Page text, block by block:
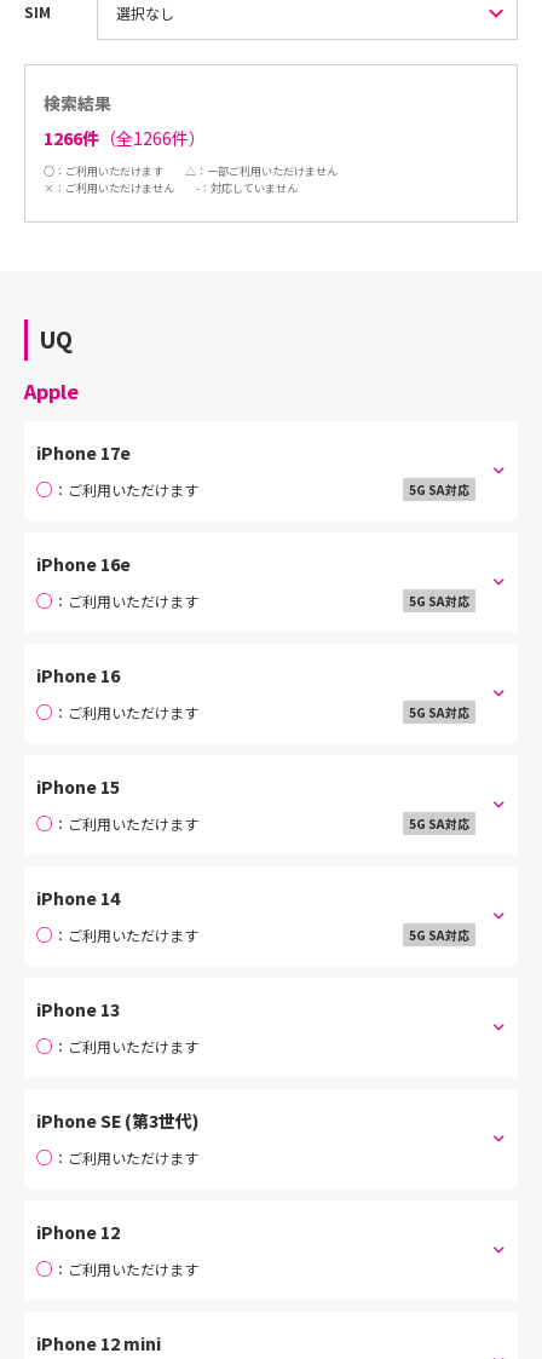
SIM
検索結果
1266件 （全1266件）
○：ご利用いただけます △：一部ご利用いただけません
×：ご利用いただけません -：対応していません
UQ
Apple
iPhone 17e
○ ：ご利用いただけます 5G SA対応
iPhone 16e
○ ：ご利用いただけます 5G SA対応
iPhone 16
○ ：ご利用いただけます 5G SA対応
iPhone 15
○ ：ご利用いただけます 5G SA対応
iPhone 14
○ ：ご利用いただけます 5G SA対応
iPhone 13
○ ：ご利用いただけます
iPhone SE (第3世代)
○ ：ご利用いただけます
iPhone 12
○ ：ご利用いただけます
iPhone 12 mini